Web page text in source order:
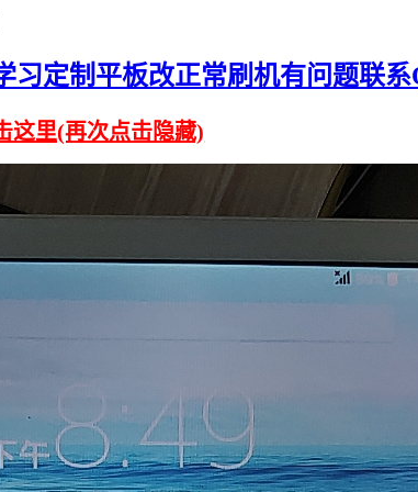
习定制平板改正常刷机有问题联
这里(再次点击隐藏)